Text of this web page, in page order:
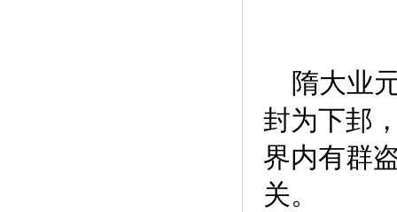
隋大业元
封为下邽
界内有群
关。